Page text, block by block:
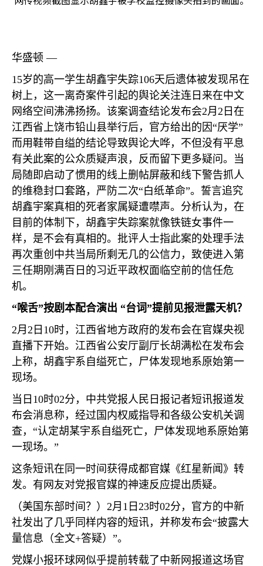
华盛顿 —
15岁的高一学生胡鑫宇失踪106天后遗体被发现吊在
树上，这一离奇案件引起的舆论关注连日来在中文
网络空间沸沸扬扬。该案调查结论发布会2月 2 日在
江西省上饶市铅山县举行后，官方给出的因“厌学”
而用鞋带自缢的结论导致舆论大哗，不但没有平息
有关此案的公众质疑声浪，反而留下更多疑问。当
局随即启动了惯用的线上删帖屏蔽和线下警告抓人
的维稳封口套路，严防二次“白纸革命”。誓言追究
胡鑫宇案真相的死者家属疑遭噤声。分析认为，在
目前的体制下，胡鑫宇失踪案就像铁链女事件一
样，是不会有真相的。批评人士指此案的处理手法
再次重创中共当局所剩无几的公信力，致使进入第
三任期刚满百日的习近平政权面临空前的信任危
机。
“喉舌”按剧本配合演出 “台词”提前见报泄露天机？
2月 2 日 10时，江西省地方政府的发布会在官媒央视
直播下开始。江西省公安厅副厅长胡满松在发布会
上称，胡鑫宇系自缢死亡，尸体发现地系原始第一
现场。
当日 10时02分，中共党报人民日报记者短讯报道发
布会消息称，经过国内权威指导和各级公安机关调
查，“认定胡某宇系自缢死亡，尸体发现地系原始第
一现场。”
这条短讯在同一时间获得成都官媒《红星新闻》转
发。有网友对党报官媒的神速反应提出质疑。
（美国东部时间？） 2月 1 日 23时02分，官方的中新
社发出了几乎同样内容的短讯，并称发布会“披露大
量信息（全文+答疑）”。
党媒小报环球网似乎提前转载了中新网报道这场官